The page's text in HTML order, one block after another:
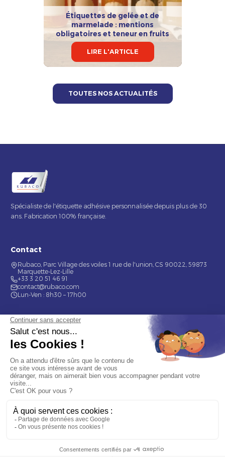
Étiquettes de gelée et de
marmelade : mentions
obligatoires et teneur en fruits
LIRE L'ARTICLE
TOUTES NOS ACTUALITÉS
Spécialiste de l'étiquette adhésive personnalisée depuis plus de 30
ans. Fabrication 100% française.
Contact
Rubaco, Parc Village des voiles 1 rue de l'union, CS 90022, 59873
Marquette-Lez-Lille
+33 3 20 51 46 91
contact@rubaco.com
Lun-Ven : 8h30 – 17h00
Nos services
Étiquette alimentaire
Étiquette de bouteilles
Informations
Mentions légales
À propos
Nous contacter